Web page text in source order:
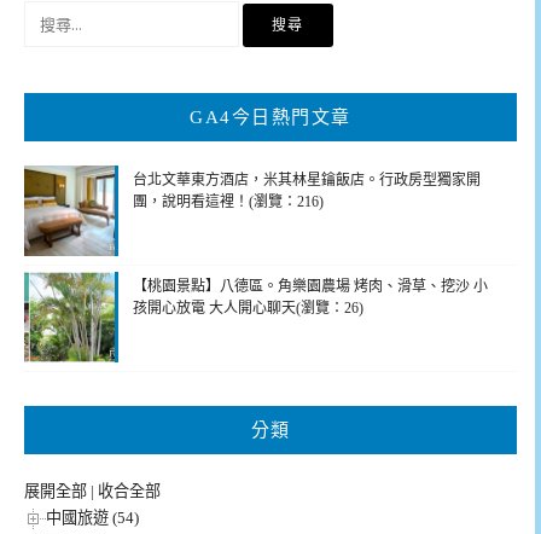
鍵
GA4今日熱門文章
台北文華東方酒店，米其林星鑰飯店。行政房型獨家開
團，說明看這裡！(瀏覽：216)
【桃園景點】八德區。角樂園農場 烤肉、滑草、挖沙 小
孩開心放電 大人開心聊天(瀏覽：26)
分類
展開全部 | 收合全部
中國旅遊 (54)